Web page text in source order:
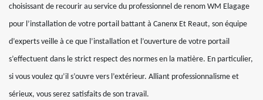
choisissant de recourir au service du professionnel de renom WM Elagage
pour l’installation de votre portail battant à Canenx Et Reaut, son équipe
d’experts veille à ce que l’installation et l’ouverture de votre portail
s’effectuent dans le strict respect des normes en la matière. En particulier,
si vous voulez qu’il s’ouvre vers l’extérieur. Alliant professionnalisme et
sérieux, vous serez satisfaits de son travail.